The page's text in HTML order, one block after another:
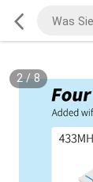
2/8